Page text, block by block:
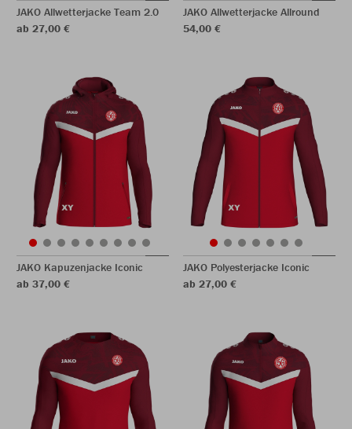
JAKO Allwetterjacke Team 2.0
ab 27,00 €
JAKO Allwetterjacke Allround
54,00 €
JAKO Kapuzenjacke Iconic
ab 37,00 €
JAKO Polyesterjacke Iconic
ab 27,00 €